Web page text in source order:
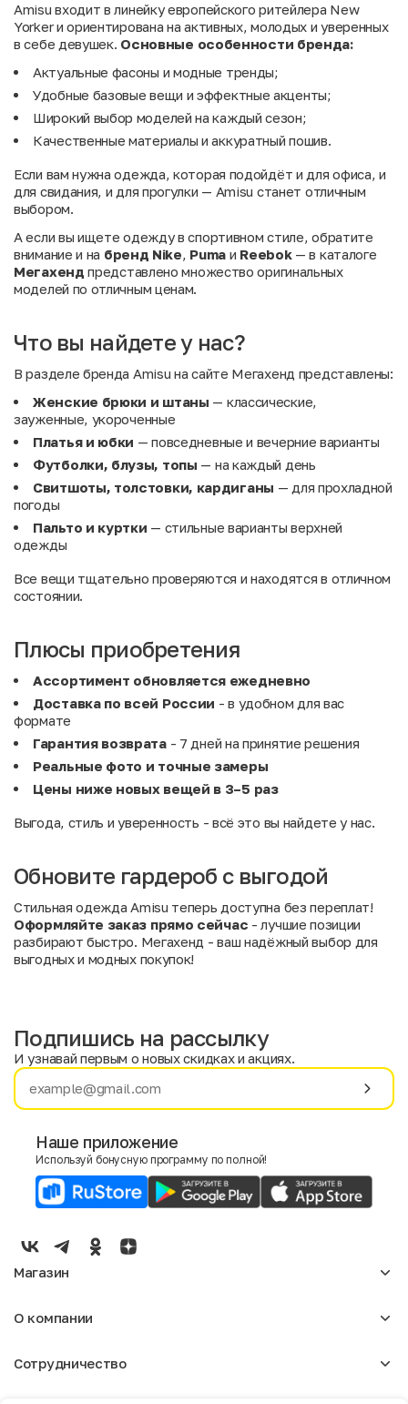
Amisu входит в линейку европейского ритейлера New
Yorker и ориентирована на активных, молодых и уверенных
в себе девушек. Основные особенности бренда:
Актуальные фасоны и модные тренды;
Удобные базовые вещи и эффектные акценты;
Широкий выбор моделей на каждый сезон;
Качественные материалы и аккуратный пошив.
Если вам нужна одежда, которая подойдёт и для офиса, и
для свидания, и для прогулки — Amisu станет отличным
выбором.
А если вы ищете одежду в спортивном стиле, обратите
внимание и на бренд Nike, Puma и Reebok— в каталоге
Мегахенд представлено множество оригинальных
моделей по отличным ценам.
Что вы найдете у нас?
В разделе бренда Amisu на сайте Мегахенд представлены:
Женские брюки и штаны — классические,
зауженные, укороченные
Платья и юбки — повседневные и вечерние варианты
Футболки, блузы, топы — на каждый день
Свитшоты, толстовки, кардиганы — для прохладной
погоды
Пальто и куртки — стильные варианты верхней
одежды
Все вещи тщательно проверяются и находятся в отличном
состоянии.
Плюсы приобретения
Ассортимент обновляется ежедневно
Доставка по всей России - в удобном для вас
формате
Гарантия возврата- 7 дней на принятие решения
Реальные фото и точные замеры
Цены ниже новых вещей в 3–5 раз
Выгода, стиль и уверенность - всё это вы найдете у нас.
Обновите гардероб с выгодой
Стильная одежда Amisu теперь доступна без переплат!
Оформляйте заказ прямо сейчас - лучшие позиции
разбирают быстро. Мегахенд - ваш надёжный выбор для
выгодных и модных покупок!
Имя
E-mail
Мужской
Женский
Подпишись на рассылку
И узнавай первым о новых скидках и акциях.
Наше приложение
Используй бонусную программу по полной!
Магазин
Мужское
О компании
Отзывы
Сотрудничество